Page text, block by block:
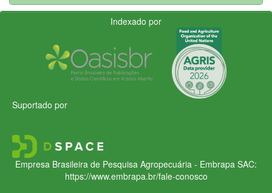
Indexado por
Suportado por
Empresa Brasileira de Pesquisa Agropecuária - Embrapa SAC:
https://www.embrapa.br/fale-conosco